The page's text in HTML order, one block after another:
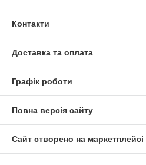
Контакти
Доставка та оплата
Графік роботи
Повна версія сайту
Сайт створено на маркетплейсі